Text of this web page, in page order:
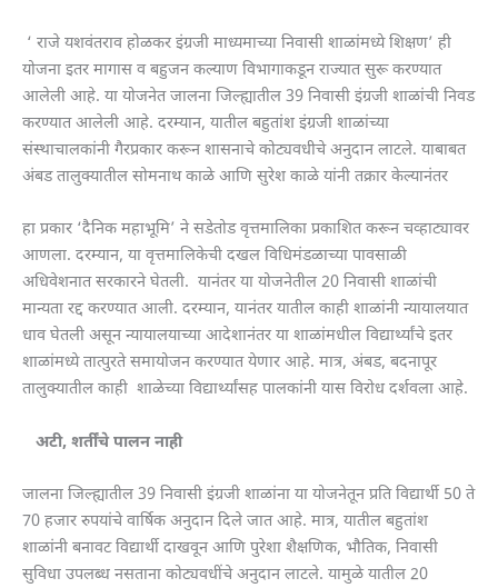
‘ राजे यशवंतराव होळकर इंग्रजी माध्यमाच्या निवासी शाळांमध्ये शिक्षण’ ही
योजना इतर मागास व बहुजन कल्याण विभागाकडून राज्यात सुरू करण्यात
आलेली आहे. या योजनेत जालना जिल्ह्यातील 39 निवासी इंग्रजी शाळांची निवड
करण्यात आलेली आहे. दरम्यान, यातील बहुतांश इंग्रजी शाळांच्या
संस्थाचालकांनी गैरप्रकार करून शासनाचे कोट्यवधीचे अनुदान लाटले. याबाबत
अंबड तालुक्यातील सोमनाथ काळे आणि सुरेश काळे यांनी तक्रार केल्यानंतर
हा प्रकार ‘दैनिक महाभूमि’ ने सडेतोड वृत्तमालिका प्रकाशित करून चव्हाट्यावर
आणला. दरम्यान, या वृत्तमालिकेची दखल विधिमंडळाच्या पावसाळी
अधिवेशनात सरकारने घेतली. यानंतर या योजनेतील 20 निवासी शाळांची
मान्यता रद्द करण्यात आली. दरम्यान, यानंतर यातील काही शाळांनी न्यायालयात
धाव घेतली असून न्यायालयाच्या आदेशानंतर या शाळांमधील विद्यार्थ्यांचे इतर
शाळांमध्ये तात्पुरते समायोजन करण्यात येणार आहे. मात्र, अंबड, बदनापूर
तालुक्यातील काही शाळेच्या विद्यार्थ्यांसह पालकांनी यास विरोध दर्शवला आहे.
अटी, शर्तींचे पालन नाही
जालना जिल्ह्यातील 39 निवासी इंग्रजी शाळांना या योजनेतून प्रति विद्यार्थी 50 ते
70 हजार रुपयांचे वार्षिक अनुदान दिले जात आहे. मात्र, यातील बहुतांश
शाळांनी बनावट विद्यार्थी दाखवून आणि पुरेशा शैक्षणिक, भौतिक, निवासी
सुविधा उपलब्ध नसताना कोट्यवधींचे अनुदान लाटले. यामुळे यातील 20